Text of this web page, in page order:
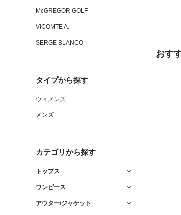
McGREGOR GOLF
VICOMTE A.
SERGE BLANCO
タイプから探す
ウィメンズ
メンズ
カテゴリから探す
トップス
ワンピース
アウター/ジャケット
おす